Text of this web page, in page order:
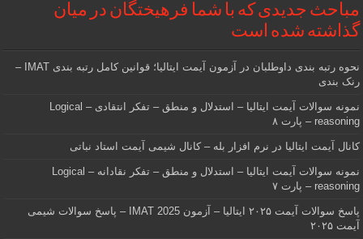
مباحث جدیدی که با شما فرهیختگان در میان
گذاشته شده است
نحوه رتبه بندی داوطلبان در آزمون آیمت ایتالیا؛ قوانین کامل رتبه بندی IMAT –
رنک بندی
نمونه سوالات آیمت ایتالیا – استدلال و منطق – تفکر انتقادی – Logical
reasoning – پارت ۸
کانال آیمت ایتالیا در نرم افزار بله – کانال شیمی آیمت استاد نباتی
نمونه سوالات آیمت ایتالیا – استدلال و منطق – تفکر نقادانه – Logical
reasoning – پارت ۷
پاسخ سوالات آیمت ۲۰۲۵ ایتالیا – آزمون IMAT 2025 – پاسخ سوالات شیمی
آیمت ۲۰۲۵